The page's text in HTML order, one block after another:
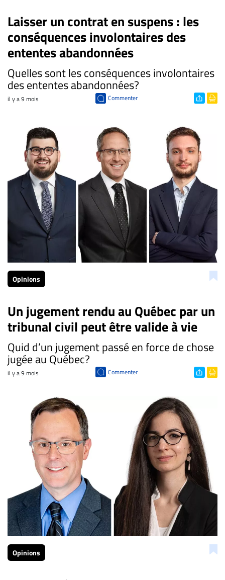
Laisser un contrat en suspens : les
conséquences involontaires des
ententes abandonnées
Quelles sont les conséquences involontaires
des ententes abandonnées?
il y a 9 mois Commenter
Opinions
Un jugement rendu au Québec par un
tribunal civil peut être valide à vie
Quid d’un jugement passé en force de chose
jugée au Québec?
il y a 9 mois Commenter
Opinions